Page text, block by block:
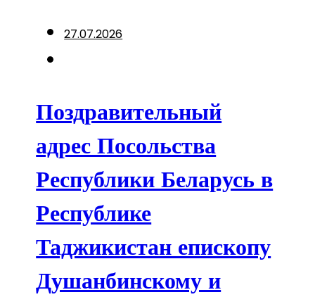
27.07.2026
Поздравительный
адрес Посольства
Республики Беларусь в
Республике
Таджикистан епископу
Душанбинскому и